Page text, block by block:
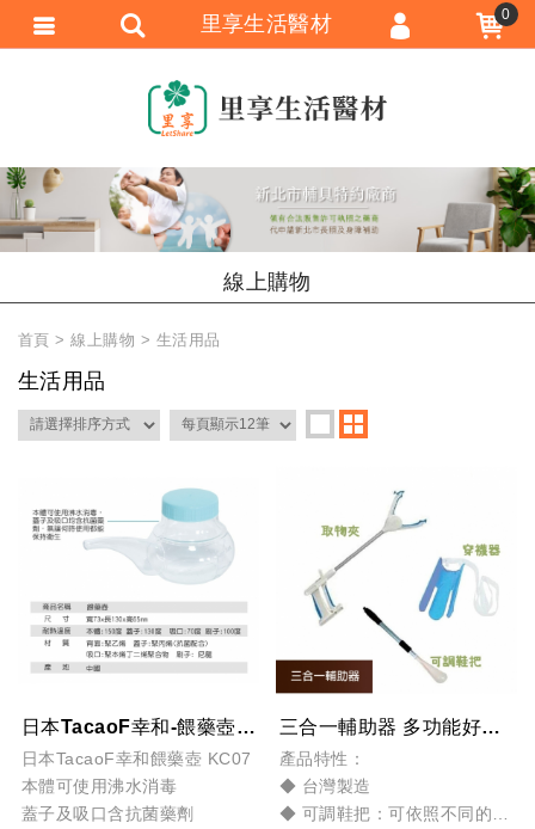
線上購物
首頁 線上購物 生活用品
生活用品
日本TacaoF幸和-餵藥壺 專為銀髮族貼心設計-本體可使用沸水消毒-蓋子及吸口...
日本TacaoF幸和餵藥壺 KC07
本體可使用沸水消毒
蓋子及吸口含抗菌藥劑
三合一輔助器 多功能好幫手 穿襪器 鞋把 取物夾 台灣製
產品特性：
◆ 台灣製造
◆ 可調鞋把：可依照不同的使
里享生活醫材 0
會員註冊
忘記密碼
訂單查詢
匯款通知